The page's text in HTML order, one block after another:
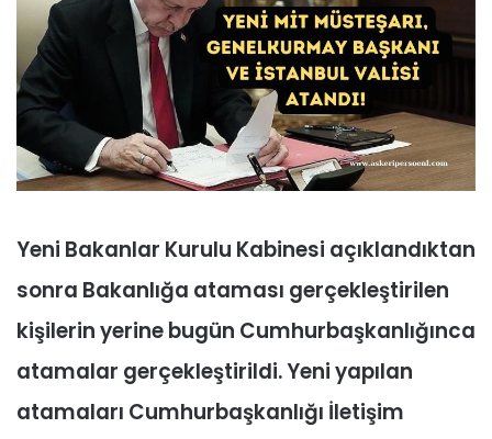
Yeni Bakanlar Kurulu Kabinesi açıklandıktan
sonra Bakanlığa ataması gerçekleştirilen
kişilerin yerine bugün Cumhurbaşkanlığınca
atamalar gerçekleştirildi. Yeni yapılan
atamaları Cumhurbaşkanlığı İletişim